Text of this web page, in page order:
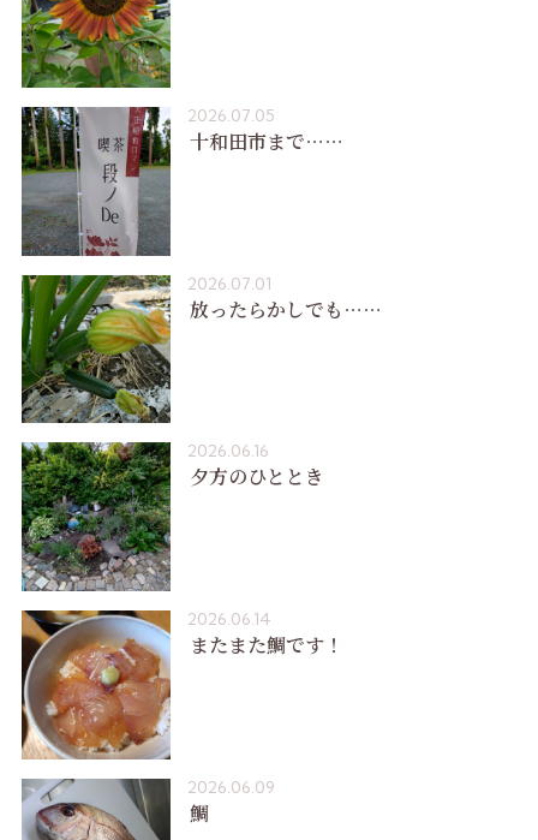
2026.07.05
十和田市まで……
2026.07.01
放ったらかしでも……
2026.06.16
夕方のひととき
2026.06.14
またまた鯛です！
2026.06.09
鯛